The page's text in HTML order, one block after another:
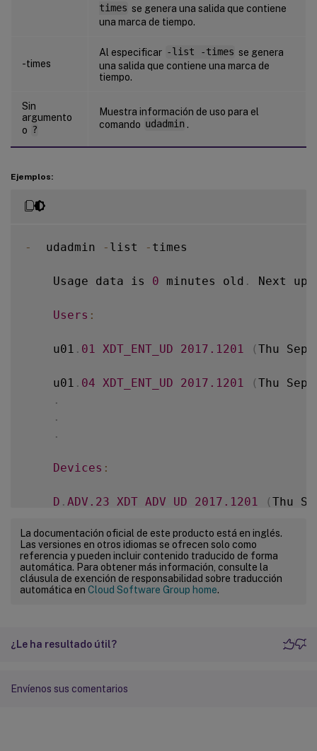
times se genera una salida que contiene
una marca de tiempo.
-times
Al especificar -list -times se genera
una salida que contiene una marca de
tiempo.
Sin
argumento
o ?
Muestra información de uso para el
comando udadmin .
Ejemplos:
-
  udadmin
- list - times
    Usage data is
0 minutes old . Next
Users :
    u01
. 01 XDT_ENT_UD 2017.1201 (Thu Sep
    u01
. 04 XDT_ENT_UD 2017.1201 (Thu Sep
.
.
.
Devices :
D . ADV .23 XDT_ADV_UD 2017.1201 (Thu
D01 XDT_PLT_UD 2017.1201 ( Tue Sep
-
  udadmin
-list -a
-
  udadmin
- f . 88
La documentación oficial de este producto está en inglés.
Las versiones en otros idiomas se ofrecen solo como
referencia y pueden incluir contenido traducido de forma
automática. Para obtener más información, consulte la
cláusula de exención de responsabilidad sobre traducción
automática en Cloud Software Group home.
¿Le ha resultado útil?
Envíenos sus comentarios